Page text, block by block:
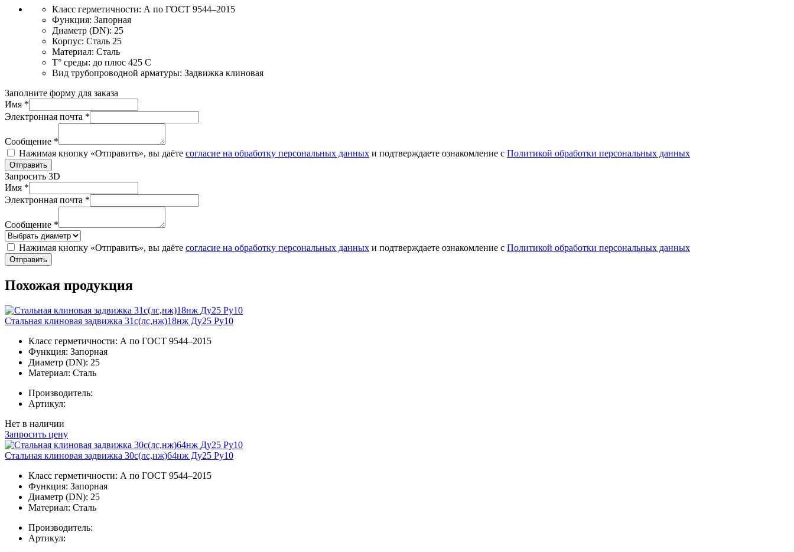
Класс герметичности: А по ГОСТ 9544–2015
Функция: Запорная
Диаметр (DN): 25
Корпус: Сталь 25
Материал: Сталь
T° среды: до плюс 425 С
Вид трубопроводной арматуры: Задвижка клиновая
Заполните форму для заказа
Имя *
Электронная почта *
Сообщение *
Нажимая кнопку «Отправить», вы даёте согласие на обработку персональных данных и подтверждаете ознакомление с Политикой обработки персональных данных
Отправить
Запросить 3D
Имя *
Электронная почта *
Сообщение *
Нажимая кнопку «Отправить», вы даёте согласие на обработку персональных данных и подтверждаете ознакомление с Политикой обработки персональных данных
Отправить
Похожая продукция
Стальная клиновая задвижка 31с(лс,нж)18нж Ду25 Ру10
Класс герметичности: А по ГОСТ 9544–2015
Функция: Запорная
Диаметр (DN): 25
Материал: Сталь
Производитель:
Артикул:
Нет в наличии
Запросить цену
Стальная клиновая задвижка 30с(лс,нж)64нж Ду25 Ру10
Класс герметичности: А по ГОСТ 9544–2015
Функция: Запорная
Диаметр (DN): 25
Материал: Сталь
Производитель:
Артикул: